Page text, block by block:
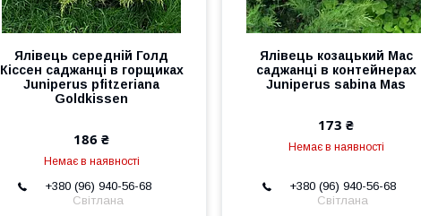
Ялівець середній Голд
Кіссен саджанці в горщиках
Juniperus рfitzeriana
Goldkissen
186 ₴
Немає в наявності
+380 (96) 940-56-68
Світлана
Ялівець козацький Мас
саджанці в контейнерах
Juniperus sabina Mas
173 ₴
Немає в наявності
+380 (96) 940-56-68
Світлана